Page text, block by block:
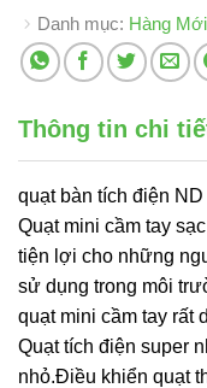
Danh mục: Hàng
Thông tin chi
quạt bàn tích điện
Quạt mini cầm tay
tiện lợi cho những
sử dụng trong môi
quạt mini cầm tay rất
Quạt tích điện super
nhỏ.Điều khiển quạt